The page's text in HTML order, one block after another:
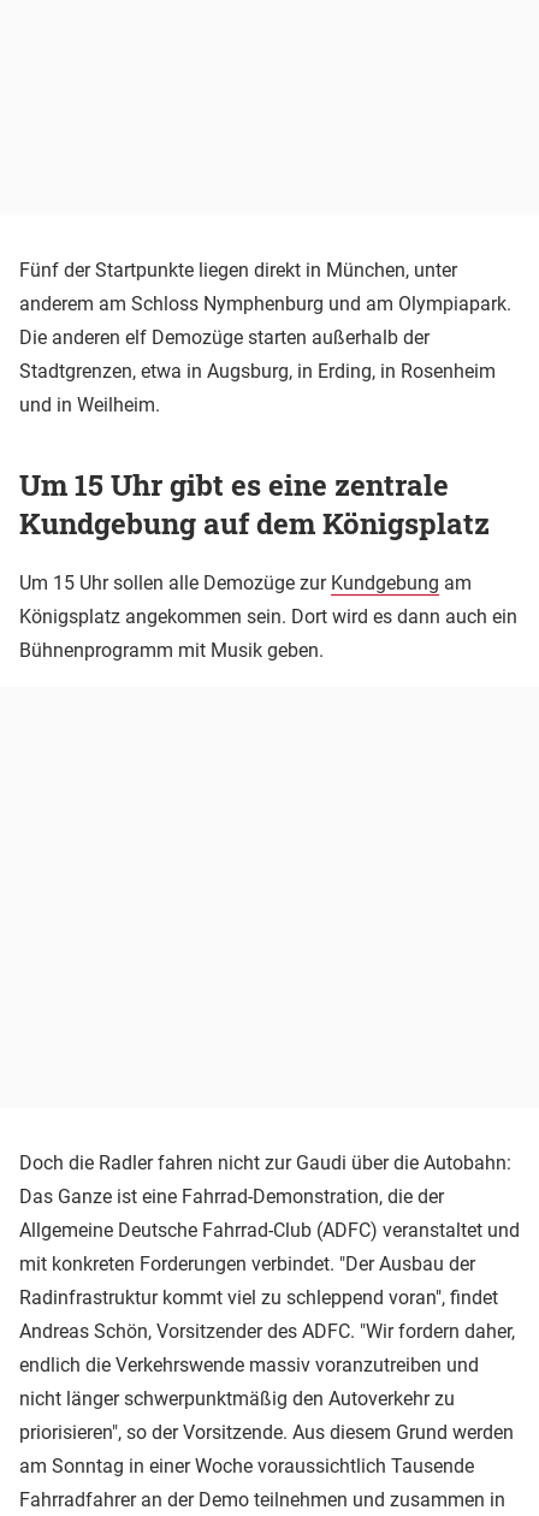
Fünf der Startpunkte liegen direkt in München, unter
anderem am Schloss Nymphenburg und am Olympiapark.
Die anderen elf Demozüge starten außerhalb der
Stadtgrenzen, etwa in Augsburg, in Erding, in Rosenheim
und in Weilheim.
Um 15 Uhr gibt es eine zentrale
Kundgebung auf dem Königsplatz
Um 15 Uhr sollen alle Demozüge zur Kundgebung am
Königsplatz angekommen sein. Dort wird es dann auch ein
Bühnenprogramm mit Musik geben.
Doch die Radler fahren nicht zur Gaudi über die Autobahn:
Das Ganze ist eine Fahrrad-Demonstration, die der
Allgemeine Deutsche Fahrrad-Club (ADFC) veranstaltet und
mit konkreten Forderungen verbindet. "Der Ausbau der
Radinfrastruktur kommt viel zu schleppend voran", findet
Andreas Schön, Vorsitzender des ADFC. "Wir fordern daher,
endlich die Verkehrswende massiv voranzutreiben und
nicht länger schwerpunktmäßig den Autoverkehr zu
priorisieren", so der Vorsitzende. Aus diesem Grund werden
am Sonntag in einer Woche voraussichtlich Tausende
Fahrradfahrer an der Demo teilnehmen und zusammen in